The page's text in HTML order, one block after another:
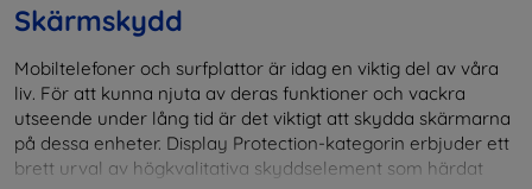
Skärmskydd
Mobiltelefoner och surfplattor är idag en viktig del av våra
liv. För att kunna njuta av deras funktioner och vackra
utseende under lång tid är det viktigt att skydda skärmarna
på dessa enheter. Display Protection-kategorin erbjuder ett
brett urval av högkvalitativa skyddselement som härdat